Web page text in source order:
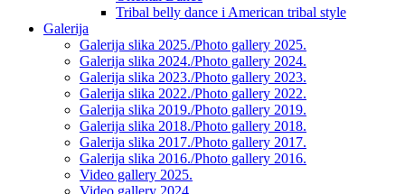
Tribal belly dance i American tribal style
Galerija
Galerija slika 2025./Photo gallery 2025.
Galerija slika 2024./Photo gallery 2024.
Galerija slika 2023./Photo gallery 2023.
Galerija slika 2022./Photo gallery 2022.
Galerija slika 2019./Photo gallery 2019.
Galerija slika 2018./Photo gallery 2018.
Galerija slika 2017./Photo gallery 2017.
Galerija slika 2016./Photo gallery 2016.
Video gallery 2025.
Video gallery 2024.